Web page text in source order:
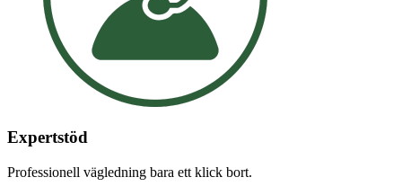
Expertstöd
Professionell vägledning bara ett klick bort.